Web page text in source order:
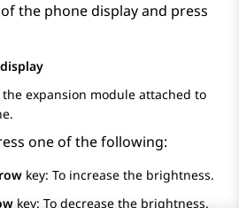
the phone display and press
the expansion module attached to
one of the following:
key: To increase the brightness.
key: To decrease the brightness.